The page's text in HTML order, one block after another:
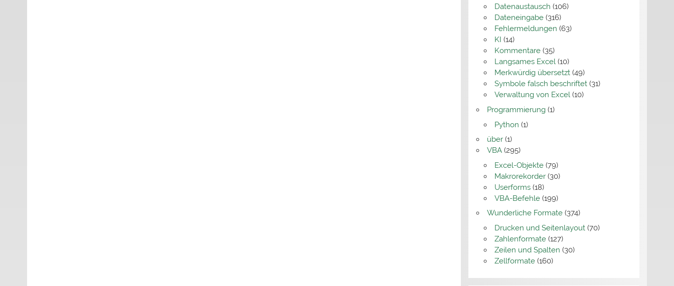
Datenaustausch (106)
Dateneingabe (316)
Fehlermeldungen (63)
KI (14)
Kommentare (35)
Langsames Excel (10)
Merkwürdig übersetzt (49)
Symbole falsch beschriftet (31)
Verwaltung von Excel (10)
Programmierung(1)
Python (1)
über(1)
VBA(295)
Excel-Objekte (79)
Makrorekorder (30)
Userforms (18)
VBA-Befehle (199)
Wunderliche Formate(374)
Drucken und Seitenlayout (70)
Zahlenformate (127)
Zeilen und Spalten (30)
Zellformate (160)